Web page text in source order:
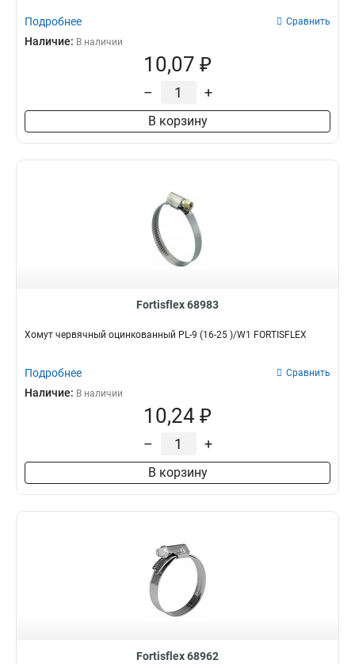
Подробнее Сравнить
Наличие: В наличии
10,07 ₽
– +
В корзину
Fortisflex 68983
Хомут червячный оцинкованный PL-9 (16-25 )/W1 FORTISFLEX
Подробнее Сравнить
Наличие: В наличии
10,24 ₽
– +
В корзину
Fortisflex 68962